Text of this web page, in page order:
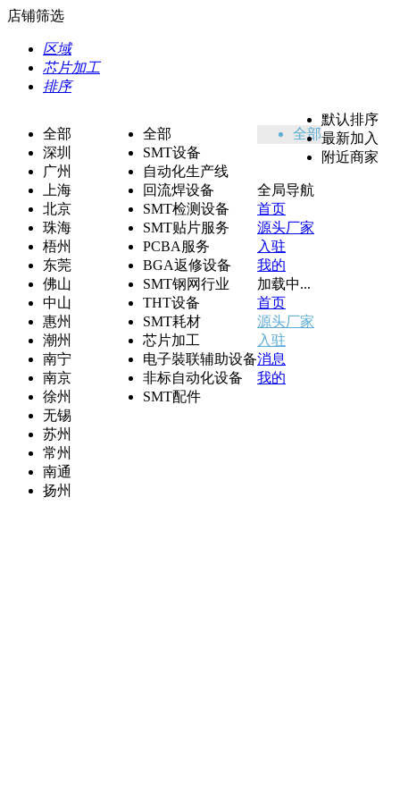
店铺筛选
区域
芯片加工
排序
全部
深圳
广州
上海
北京
珠海
梧州
东莞
佛山
中山
惠州
潮州
南宁
南京
徐州
无锡
苏州
常州
南通
扬州
全部
SMT设备
自动化生产线
回流焊设备
SMT检测设备
SMT贴片服务
PCBA服务
BGA返修设备
SMT钢网行业
THT设备
SMT耗材
芯片加工
电子裝联辅助设备
非标自动化设备
SMT配件
全部
默认排序
最新加入
附近商家
全局导航
首页
源头厂家
入驻
我的
加载中...
首页
源头厂家
入驻
消息
我的